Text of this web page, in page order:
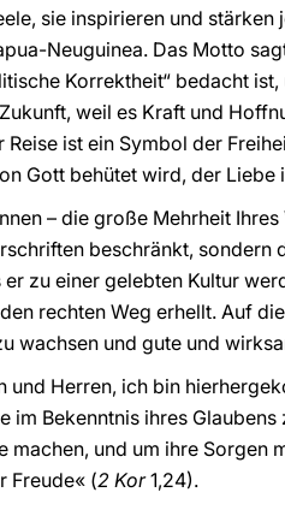
sie inspirieren und
Neuguinea. Das Motto
Korrektheit“ bedacht
weil es Kraft und
Reise ist ein Symbol der
Gott behütet wird, der
– die große Mehrheit
beschränkt,
zu einer gelebten Kultur
rechten Weg erhellt. Auf
wachsen und gute und
und Herren, ich bin
im Bekenntnis ihres
machen, und um ihre Sorgen
Freude« (2 Kor1,24).